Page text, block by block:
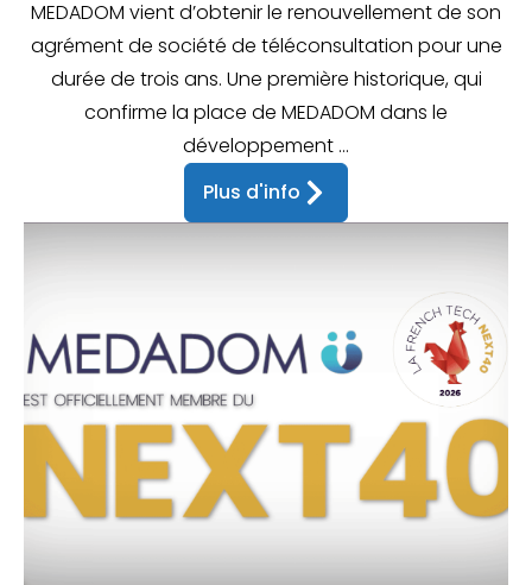
MEDADOM vient d’obtenir le renouvellement de son
agrément de société de téléconsultation pour une
durée de trois ans. Une première historique, qui
confirme la place de MEDADOM dans le
développement ...
Plus d'info